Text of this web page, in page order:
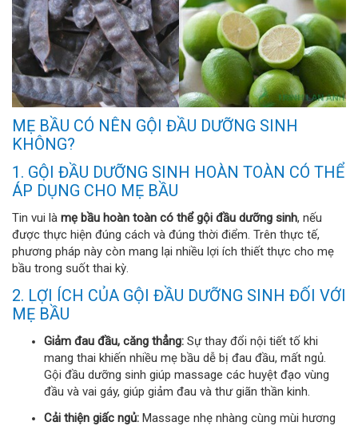
MẸ BẦU CÓ NÊN GỘI ĐẦU DƯỠNG SINH
KHÔNG?
1. GỘI ĐẦU DƯỠNG SINH HOÀN TOÀN CÓ THỂ
ÁP DỤNG CHO MẸ BẦU
Tin vui là mẹ bầu hoàn toàn có thể gội đầu dưỡng sinh, nếu
được thực hiện đúng cách và đúng thời điểm. Trên thực tế,
phương pháp này còn mang lại nhiều lợi ích thiết thực cho mẹ
bầu trong suốt thai kỳ.
2. LỢI ÍCH CỦA GỘI ĐẦU DƯỠNG SINH ĐỐI VỚI
MẸ BẦU
Giảm đau đầu, căng thẳng: Sự thay đổi nội tiết tố khi
mang thai khiến nhiều mẹ bầu dễ bị đau đầu, mất ngủ.
Gội đầu dưỡng sinh giúp massage các huyệt đạo vùng
đầu và vai gáy, giúp giảm đau và thư giãn thần kinh.
Cải thiện giấc ngủ: Massage nhẹ nhàng cùng mùi hương